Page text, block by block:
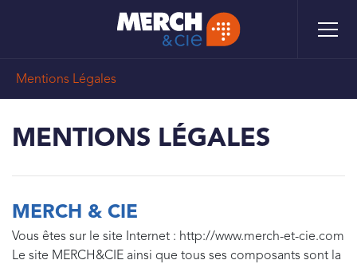
FIL
D'ARIANE
Mentions Légales
MENTIONS LÉGALES
MERCH & CIE
Vous êtes sur le site Internet : http://www.merch-et-cie.com
Le site MERCH&CIE ainsi que tous ses composants sont la
Panneau de gestion des cookies